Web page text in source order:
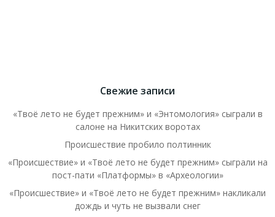
Свежие записи
«Твоё лето не будет прежним» и «Энтомология» сыграли в
салоне на Никитских воротах
Происшествие пробило полтинник
«Происшествие» и «Твоё лето не будет прежним» сыграли на
пост-пати «Платформы» в «Археологии»
«Происшествие» и «Твоё лето не будет прежним» накликали
дождь и чуть не вызвали снег